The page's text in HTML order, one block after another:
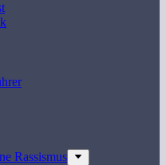
Rassismus